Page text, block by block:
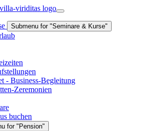
Submenu for "Seminare & Kurse"
- Business-Begleitung
Zeremonien
buchen
for "Pension"